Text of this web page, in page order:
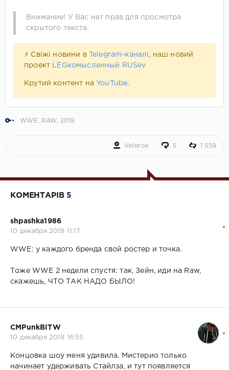
Внимание! У Вас нет прав для просмотра
скрытого текста.
⚡ Свіжі новини в Telegram-каналі
, наш новий
проект
LEGкомысленный RUSev
Крутий контент на YouTube.
WWE RAW 2019
Veterok 5 1 559
КОМЕНТАРІВ5
shpashka1986
10 декабря 2019 11:17
WWE: у каждого бренда свой ростер и точка.
Тоже WWE 2 недели спустя: так, Зейн, иди на Raw,
скажешь, ЧТО ТАК НАДО БЫЛО!
CMPunkBITW
10 декабря 2019 16:55
Концовка шоу меня удивила. Мистерио только
начинает удерживать Стайлза, и тут появляется